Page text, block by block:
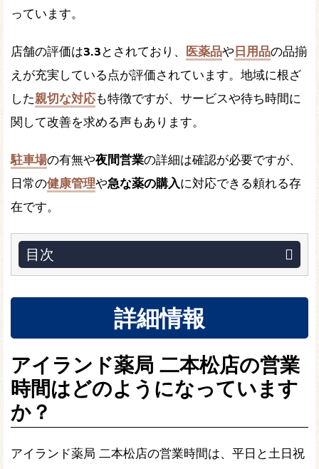
っています。
店舗の評価は3.3 とされており、 医薬品や 日用品の品揃
えが充実している点が評価されています。地域に根ざ
した親切な対応も特徴ですが、サービスや待ち時間に
関して改善を求める声もあります。
駐車場の有無や夜間営業の詳細は確認が必要ですが、
日常の健康管理や急な薬の購入に対応できる頼れる存
在です。
目次
詳細情報
アイランド薬局 二本松店の営業
時間はどのようになっています
か？
アイランド薬局 二本松店の営業時間は、平日と土日祝